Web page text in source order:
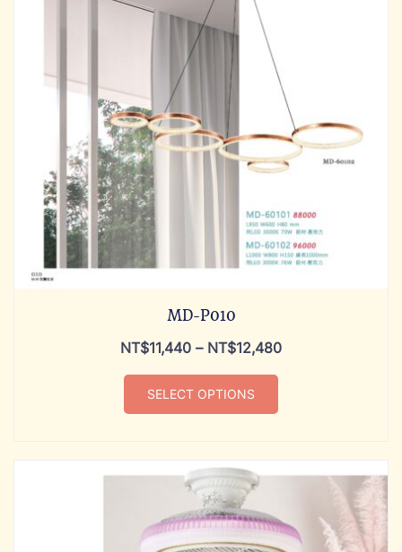
MD-P010
NT$11,440 – NT$12,480
SELECT OPTIONS